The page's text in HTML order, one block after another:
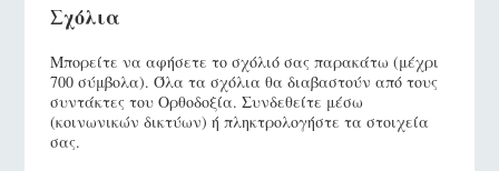
Σχόλια
Μπορείτε να αφήσετε το σχόλιό σας παρακάτω (μέχρι
700 σύμβολα). Όλα τα σχόλια θα διαβαστούν από τους
συντάκτες του Ορθοδοξία. Συνδεθείτε μέσω
(κοινωνικών δικτύων) ή πληκτρολογήστε τα στοιχεία
σας.